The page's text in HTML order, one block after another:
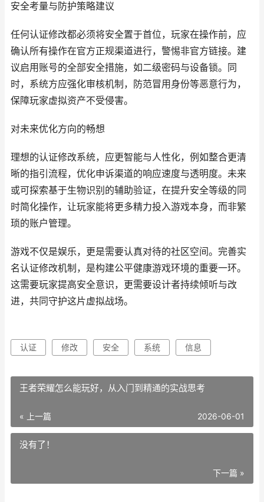
安全考量与防护策略建议
任何认证修改都必须将安全置于首位，玩家在操作前，应
确认所有操作在官方正规渠道进行，警惕非官方链接。建
议启用账号的全部安全措施，如二级密码与设备锁。同
时，系统方应强化审核机制，防范冒用身份等恶意行为，
保障玩家虚拟资产不受侵害。
对未来优化方向的畅想
理想的认证修改系统，应更智能与人性化，例如整合更清
晰的指引流程，优化申诉渠道的响应速度与透明度。未来
或可探索基于生物识别的辅助验证，在提升安全等级的同
时简化操作，让玩家能将更多精力投入游戏本身，而非繁
琐的账户管理。
游戏不仅是娱乐，更是需要认真对待的社区空间。完善实
名认证修改机制，是构建公平健康游戏环境的重要一环。
这需要玩家提高安全意识，更需要设计者持续倾听与改
进，共同守护这片虚拟战场。
认证 修改 安全 系统 信息
王者荣耀怎么能玩好，从入门到精通的实战思考
« 上一篇 2026-06-01
没有了！
下一篇 »